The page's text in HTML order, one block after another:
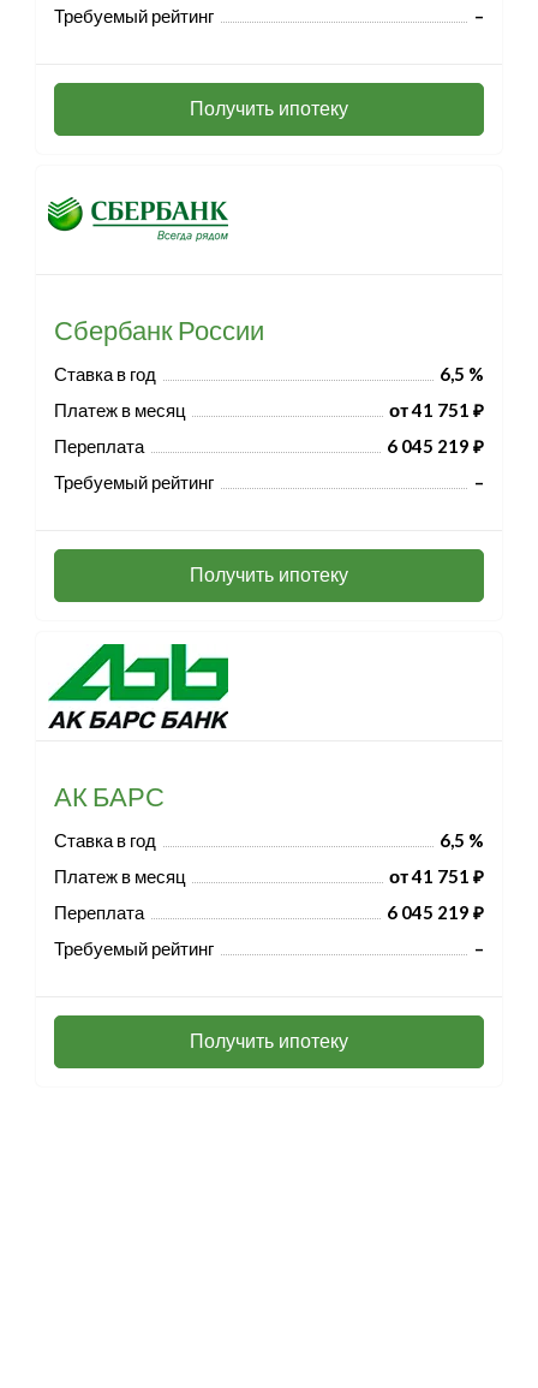
Требуемый рейтинг
–
Получить ипотеку
Сбербанк России
Ставка в год
6,5 %
Платеж в месяц
от 41 751 ₽
Переплата
6 045 219 ₽
Требуемый рейтинг
–
Получить ипотеку
АК БАРС
Ставка в год
6,5 %
Платеж в месяц
от 41 751 ₽
Переплата
6 045 219 ₽
Требуемый рейтинг
–
Получить ипотеку